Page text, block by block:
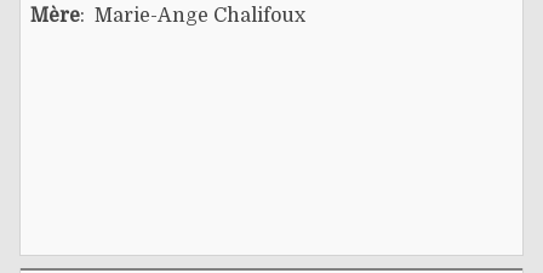
Mère: Marie-Ange Chalifoux